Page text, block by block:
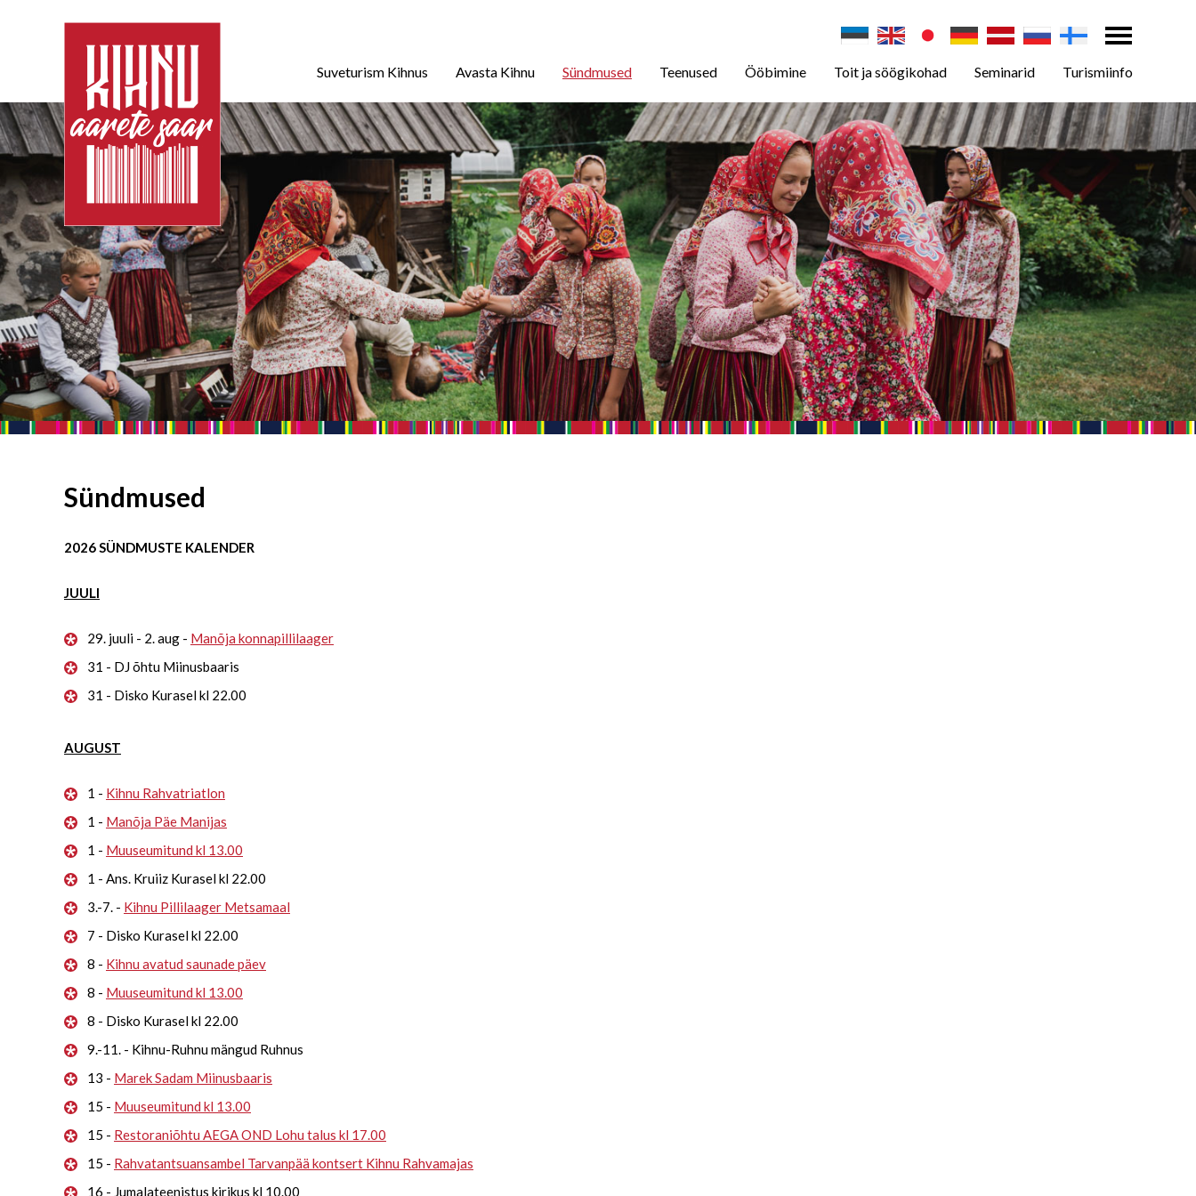
Suveturism Kihnus Avasta Kihnu Sündmused Teenused Ööbimine Toit ja söögikohad Seminarid Turismiinfo
Sündmused
2026 SÜNDMUSTE KALENDER
JUULI
29. juuli - 2. aug - Manõja konnapillilaager
31 - DJ õhtu Miinusbaaris
31 - Disko Kurasel kl 22.00
AUGUST
1 - Kihnu Rahvatriatlon
1 - Manõja Päe Manijas
1 - Muuseumitund kl 13.00
1 - Ans. Kruiiz Kurasel kl 22.00
3.-7. - Kihnu Pillilaager Metsamaal
7 - Disko Kurasel kl 22.00
8 - Kihnu avatud saunade päev
8 - Muuseumitund kl 13.00
8 - Disko Kurasel kl 22.00
9.-11. - Kihnu-Ruhnu mängud Ruhnus
13 - Marek Sadam Miinusbaaris
15 - Muuseumitund kl 13.00
15 - Restoraniõhtu AEGA OND Lohu talus kl 17.00
15 - Rahvatantsuansambel Tarvanpää kontsert Kihnu Rahvamajas
16 - Jumalateenistus kirikus kl 10.00